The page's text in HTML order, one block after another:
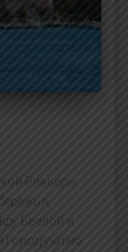
Ривьеры,
Брелой и
город уютно